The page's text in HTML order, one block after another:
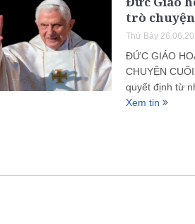
trò
Thứ Bảy
ĐỨC GIÁO
CHUYỆN
quyết định từ
Xem tin